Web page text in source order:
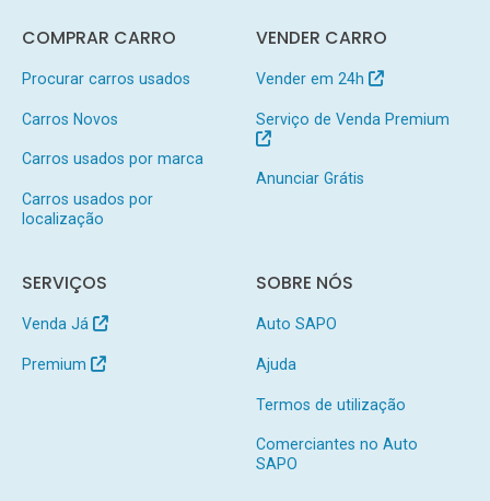
COMPRAR CARRO
Procurar carros usados
Carros Novos
Carros usados por marca
Carros usados por
localização
VENDER CARRO
Vender em 24h
Serviço de Venda Premium
Anunciar Grátis
SERVIÇOS
Venda Já
Premium
SOBRE NÓS
Auto SAPO
Ajuda
Termos de utilização
Comerciantes no Auto
SAPO